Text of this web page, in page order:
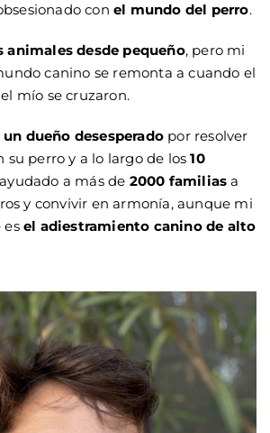
con el mundo del perro.
animales desde pequeño, pero mi
canino se remonta a cuando el
mío se cruzaron.
dueño desesperado por resolver
su perro y a lo largo de los10
a más de 2000 familias a
y convivir en armonía, aunque mi
esel adiestramiento canino de alto